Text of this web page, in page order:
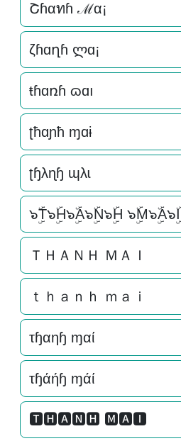
Շɦαทɦ ℳα¡
ζɦɑղɦ ლɑ¡
ŧɦɑռɦ ɷɑı
ʈħɑɲħ ɱɑɨ
ʈɧλɳɧ ɰλɩ
๖ۣۜT๖ۣۜH๖ۣۜA๖ۣۜN๖ۣۜH ๖ۣۜM๖ۣۜA๖ۣۜI
ＴＨＡＮＨ ＭＡＩ
ｔｈａｎｈ ｍａｉ
τɧαηɧ ɱαί
τɧάήɧ ɱάί
🆃🅷🅰🅽🅷 🅼🅰🅸